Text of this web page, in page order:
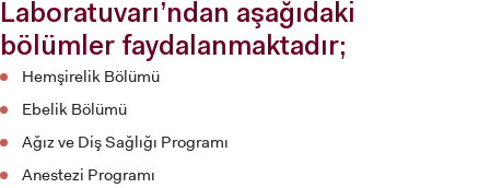
Laboratuvarı’ndan aşağıdaki
bölümler faydalanmaktadır;
Hemşirelik Bölümü
Ebelik Bölümü
Ağız ve Diş Sağlığı Programı
Anestezi Programı